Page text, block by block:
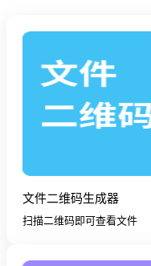
文件二维码生成器
扫描二维码即可查看文件